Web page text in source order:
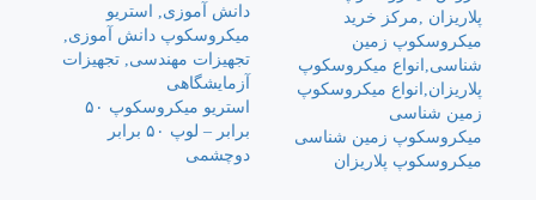
میکروسکوپ زمین شناسی
میکروسکوپ پلاریزان
استریو میکروسکوپ ۵۰
برابر – لوپ ۵۰ برابر
دوچشمی